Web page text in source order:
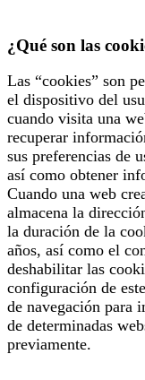
¿Qué son las
Las “cookies” son
el dispositivo del
cuando visita una
recuperar
sus preferencias de
así como obtener
Cuando una web
almacena la
la duración de la
años, así como el
deshabilitar las
configuración de
de navegación para
de determinadas
previamente.